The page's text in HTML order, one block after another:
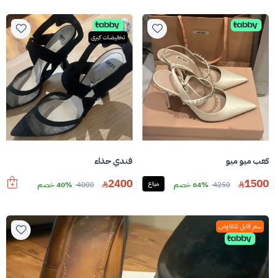
كعب ميو ميو
1500
4250 64% خصم مباع
تخفيضات كبرى
فندي حذاء
2400
4000 40% خصم
سعر قابل للتفاوض